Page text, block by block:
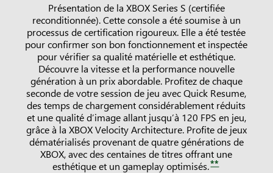
Présentation de la XBOX Series S (certifiée
reconditionnée). Cette console a été soumise à un
processus de certification rigoureux. Elle a été testée
pour confirmer son bon fonctionnement et inspectée
pour vérifier sa qualité matérielle et esthétique.
Découvre la vitesse et la performance nouvelle
génération à un prix abordable. Profitez de chaque
seconde de votre session de jeu avec Quick Resume,
des temps de chargement considérablement réduits
et une qualité d’image allant jusqu’à 120 FPS en jeu,
grâce à la XBOX Velocity Architecture. Profite de jeux
dématérialisés provenant de quatre générations de
XBOX, avec des centaines de titres offrant une
esthétique et un gameplay optimisés.**